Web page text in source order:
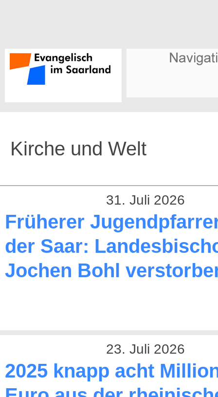
Kirche und Welt
31. Juli 2026
Früherer
der Saar:
Jochen Bohl
23. Juli 2026
2025 knapp acht